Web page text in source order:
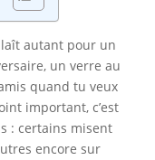
autant pour un
un verre au
quand tu veux
important, c’est
: certains misent
encore sur